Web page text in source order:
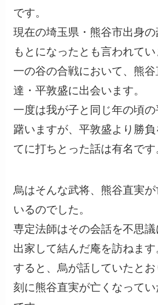
です。
現在の埼玉県・熊谷市出身
もとになったとも言われてい
一の谷の合戦において、熊
達・平敦盛に出会います。
一度は我が子と同じ年の頃
躇いますが、平敦盛より勝
てに打ちとった話は有名です
烏はそんな武将、熊谷直実
いるのでした。
専定法師はその会話を不思
出家して結んだ庵を訪ねます
すると、烏が話していたと
刻に熊谷直実が亡くなって